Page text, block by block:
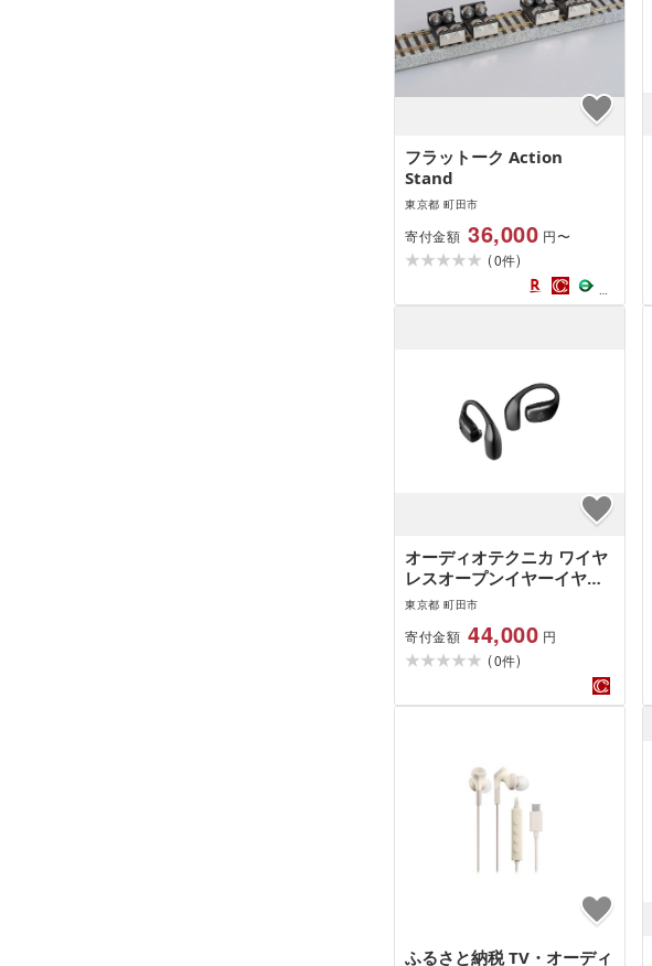
フラットーク Action
Stand
東京都 町田市
寄付金額 36,000 円〜
(0件)
オーディオテクニカ ワイヤ
レスオープンイヤーイヤホ
ン
東京都 町田市
寄付金額 44,000 円
(0件)
ふるさと納税 TV・オーディ